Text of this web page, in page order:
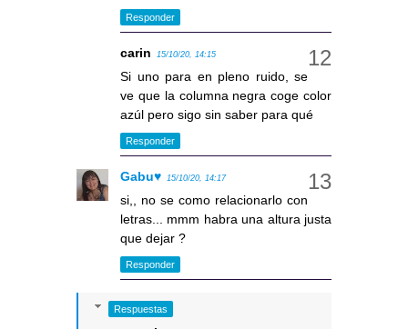
Responder
carin 15/10/20, 14:15
Si uno para en pleno ruido, se
ve que la columna negra coge color
azúl pero sigo sin saber para qué
Responder
Gabu♥ 15/10/20, 14:17
si,, no se como relacionarlo con
letras... mmm habra una altura justa
que dejar ?
Responder
Respuestas